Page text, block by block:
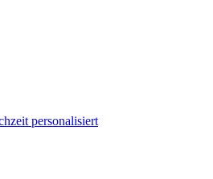
personalisiert